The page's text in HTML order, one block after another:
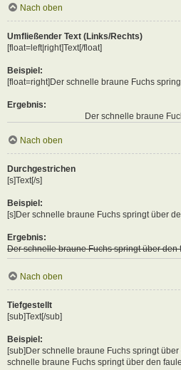
Nach oben
Umfließender Text (Links/Rechts)
[float=left|right]Text[/float]
Beispiel:
[float=right]Der schnelle braune Fuchs
Ergebnis:
Der schnelle braune
Nach oben
Durchgestrichen
[s]Text[/s]
Beispiel:
[s]Der schnelle braune Fuchs springt über
Ergebnis:
Der schnelle braune Fuchs springt über den
Nach oben
Tiefgestellt
[sub]Text[/sub]
Beispiel:
[sub]Der schnelle braune Fuchs springt
schnelle braune Fuchs springt über den